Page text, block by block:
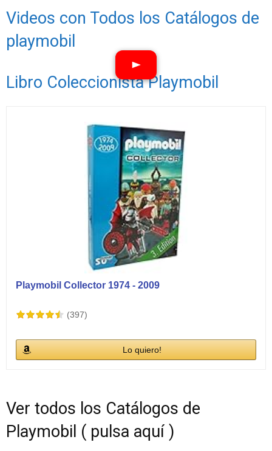
Videos con Todos los Catálogos de
playmobil
Libro Coleccionista Playmobil
Playmobil Collector 1974 - 2009
(397)
Lo quiero!
Ver todos los Catálogos de
Playmobil ( pulsa aquí )